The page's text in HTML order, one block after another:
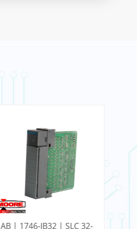
AB | 1746-IB32 | SLC 32-